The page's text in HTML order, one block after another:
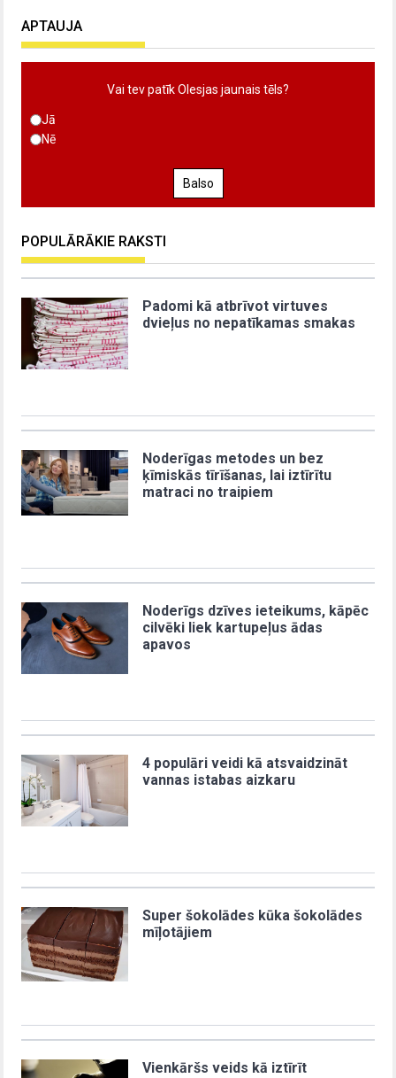
APTAUJA
Vai tev patīk Olesjas jaunais tēls?
Jā
Nē
Balso
POPULĀRĀKIE RAKSTI
Padomi kā atbrīvot virtuves
dvieļus no nepatīkamas smakas
Noderīgas metodes un bez
ķīmiskās tīrīšanas, lai iztīrītu
matraci no traipiem
Noderīgs dzīves ieteikums, kāpēc
cilvēki liek kartupeļus ādas
apavos
4 populāri veidi kā atsvaidzināt
vannas istabas aizkaru
Super šokolādes kūka šokolādes
mīļotājiem
Vienkāršs veids kā iztīrīt